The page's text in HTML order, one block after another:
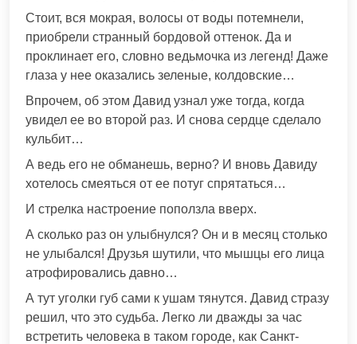
Стоит, вся мокрая, волосы от воды потемнели,
приобрели странный бордовой оттенок. Да и
проклинает его, словно ведьмочка из легенд! Даже
глаза у нее оказались зеленые, колдовские…
Впрочем, об этом Давид узнал уже тогда, когда
увидел ее во второй раз. И снова сердце сделало
кульбит…
А ведь его не обманешь, верно? И вновь Давиду
хотелось смеяться от ее потуг спрятаться…
И стрелка настроение поползла вверх.
А сколько раз он улыбнулся? Он и в месяц столько
не улыбался! Друзья шутили, что мышцы его лица
атрофировались давно…
А тут уголки губ сами к ушам тянутся. Давид стразу
решил, что это судьба. Легко ли дважды за час
встретить человека в таком городе, как Санкт-